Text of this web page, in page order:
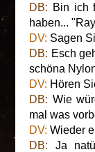
DB: Bin ich
haben...
DV: Sagen
DB: Esch
schöna
DV: Hören
DB: Wie
mal was
DV: Wieder
DB: Ja